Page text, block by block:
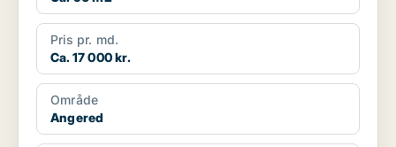
Pris pr. md.
Ca. 17 000 kr.
Område
Angered